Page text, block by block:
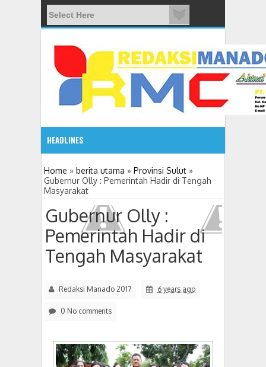
HEADLINES
08:03 AM
ADVETORIAL JONRU GANTIKAN MONO PIMPIN DPRD
Home » berita utama » Provinsi Sulut »
Gubernur Olly : Pemerintah Hadir di Tengah
Masyarakat
Gubernur Olly :
Pemerintah Hadir di
Tengah Masyarakat
Redaksi Manado 2017 6 years ago
0 No comments